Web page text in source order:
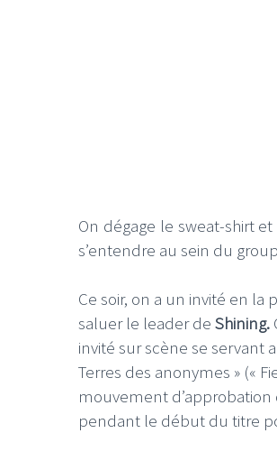
On dégage le sweat-shirt
s’entendre au sein du
Ce soir, on a un invité en la
saluer le leader de Shining.
invité sur scène se servant
Terres des anonymes » («
mouvement
pendant le début du titre